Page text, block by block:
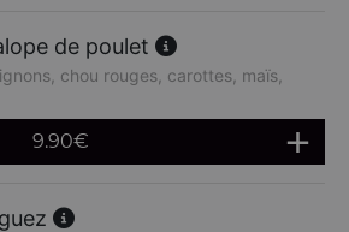
de poulet
chou rouges, carottes, maïs,
9.90€